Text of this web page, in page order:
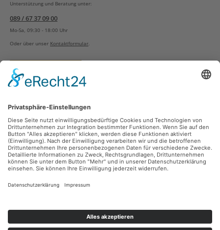
Unterstützung und Beratung unter:
089 / 67 37 09 00
Mo-Sa, 09:30 - 18:00 Uhr
Oder über unser Kontaktformular.
Vertrag widerrufen
Zahlungsarten
Sicher Einkaufen
Ladengeschäft
Newsletter
Facebook Instagram